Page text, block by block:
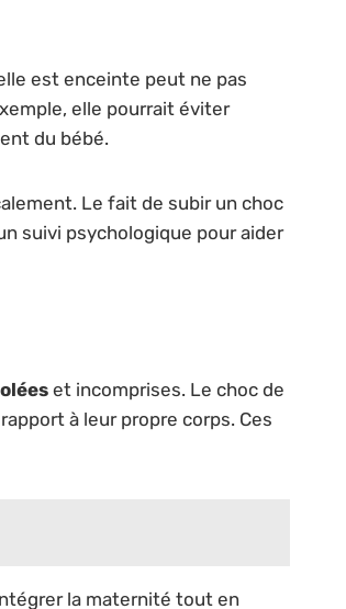
est enceinte peut ne pas
elle pourrait éviter
du bébé.
Le fait de subir un choc
suivi psychologique pour aider
et incomprises. Le choc de
à leur propre corps. Ces
la maternité tout en